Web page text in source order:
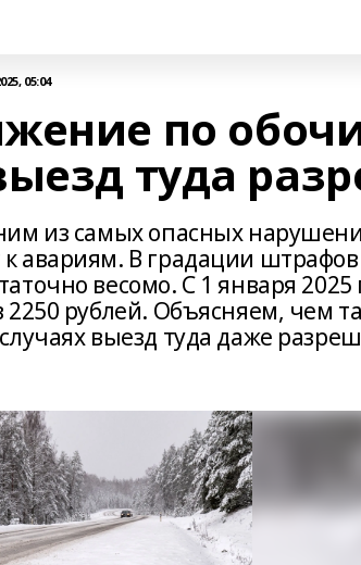
05:04
по
туда
из самых опасных
авариям. В градации
весомо. С 1 января 2025
рублей. Объясняем, чем
выезд туда даже